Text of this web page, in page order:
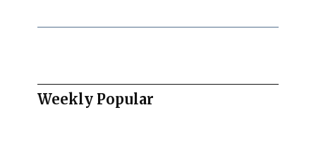
Weekly Popular